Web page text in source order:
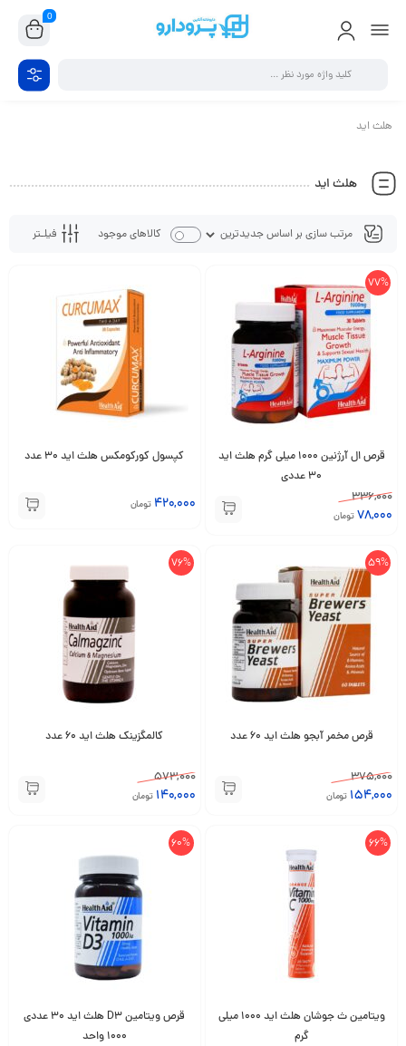
0
هلث اید
هلث اید
فیلـتر کالاهای موجود
77%
قرص ال آرژنین 1000 میلی گرم هلث اید
30 عددی
336,000
78,000تومان
کپسول کورکومکس هلث اید 30 عدد
420,000 تومان
59%
قرص مخمر آبجو هلث اید 60 عدد
375,000
154,000 تومان
76%
کالمگزینک هلث اید 60 عدد
573,000
140,000 تومان
66%
ویتامین ث جوشان هلث اید 1000 میلی
گرم
60%
قرص ویتامین D3 هلث اید 30 عددی
1000 واحد